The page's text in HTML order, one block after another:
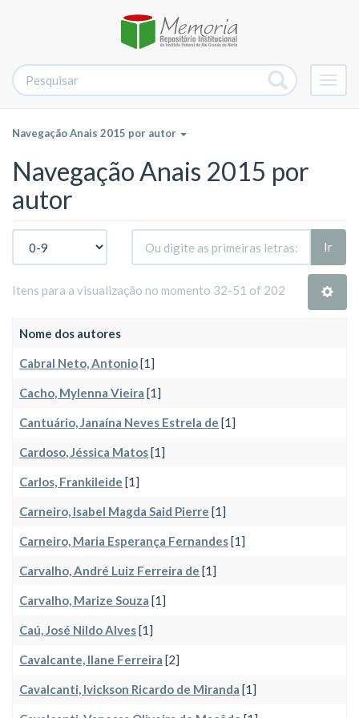
Navegação Anais 2015 por autor
Navegação Anais 2015 por
autor
Ir
Itens para a visualização no momento 32-51 of 202
Nome dos autores
Cabral Neto, Antonio[1]
Cacho, Mylenna Vieira [1]
Cantuário, Janaína Neves Estrela de [1]
Cardoso, Jéssica Matos[1]
Carlos, Frankileide [1]
Carneiro, Isabel Magda Said Pierre [1]
Carneiro, Maria Esperança Fernandes[1]
Carvalho, André Luiz Ferreira de [1]
Carvalho, Marize Souza [1]
Caú, José Nildo Alves[1]
Cavalcante, Ilane Ferreira [2]
Cavalcanti, Ivickson Ricardo de Miranda [1]